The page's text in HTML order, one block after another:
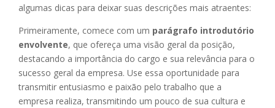
algumas dicas para deixar suas descrições mais atraentes:
Primeiramente, comece com um parágrafo introdutório
envolvente, que ofereça uma visão geral da posição,
destacando a importância do cargo e sua relevância para o
sucesso geral da empresa. Use essa oportunidade para
transmitir entusiasmo e paixão pelo trabalho que a
empresa realiza, transmitindo um pouco de sua cultura e